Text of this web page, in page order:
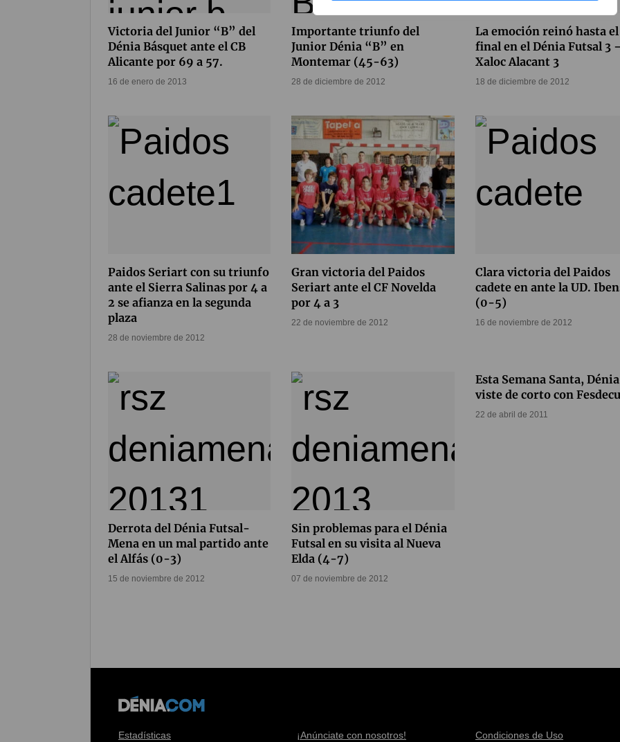
Victoria del Junior “B” del
Dénia Básquet ante el CB
Alicante por 69 a 57.
16 de enero de 2013
Importante triunfo del
Junior Dénia “B” en
Montemar (45-63)
28 de diciembre de 2012
La emoción reinó hasta el
final en el Dénia Futsal 3
Xaloc Alacant 3
18 de diciembre de 2012
Paidos Seriart con su triunfo
ante el Sierra Salinas por 4 a
2 se afianza en la segunda
plaza
28 de noviembre de 2012
Gran victoria del Paidos
Seriart ante el CF Novelda
por 4 a 3
22 de noviembre de 2012
Clara victoria del Paidos
cadete en ante la UD.
(0-5)
16 de noviembre de 2012
Derrota del Dénia Futsal-
Mena en un mal partido ante
el Alfás (0-3)
15 de noviembre de 2012
Sin problemas para el Dénia
Futsal en su visita al Nueva
Elda (4-7)
07 de noviembre de 2012
Esta Semana Santa,
viste de corto con
22 de abril de 2011
Estadísticas ¡Anúnciate con nosotros! Condiciones de Uso